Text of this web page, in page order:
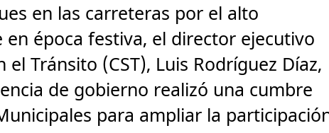
en las carreteras por el alto
época festiva, el director ejecutivo
Tránsito (CST), Luis Rodríguez Díaz,
de gobierno realizó una cumbre
para ampliar la